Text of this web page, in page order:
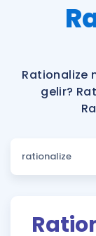
Katılımcı
Faydalı
Ücretsiz
ÖSYM
Rationalize
gelir?